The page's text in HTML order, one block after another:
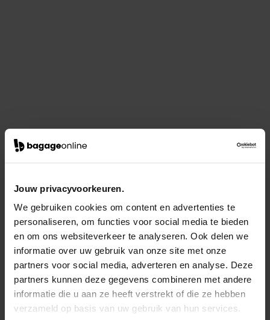
Jouw privacyvoorkeuren.
We gebruiken cookies om content en advertenties te
personaliseren, om functies voor social media te bieden
en om ons websiteverkeer te analyseren. Ook delen we
informatie over uw gebruik van onze site met onze
partners voor social media, adverteren en analyse. Deze
partners kunnen deze gegevens combineren met andere
informatie die u aan ze heeft verstrekt of die ze hebben
verzameld op basis van uw gebruik van hun services.